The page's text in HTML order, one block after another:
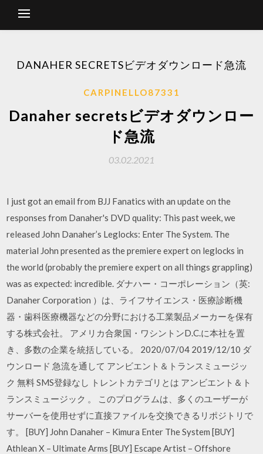
DANAHER SECRETSビデオダウンロード急流
CARPINELLO87331
Danaher secretsビデオダウンロー
ド急流
03.02.2021
I just got an email from BJJ Fanatics with an update on the
responses from Danaher's DVD quality: This past week, we
released John Danaher’s Leglocks: Enter The System. The
material John presented as the premiere expert on leglocks in
the world (probably the premiere expert on all things grappling)
was as expected: incredible. ダナハー・コーポレーション（英:
Danaher Corporation ）は、ライフサイエンス・医療診断機
器・歯科医療機器などの分野における工業製品メーカーを保有
する株式会社。 アメリカ合衆国・ワシントンD.C.に本社を置
き、多数の企業を統括している。 2020/07/04 2019/12/10 ダ
ウンロード 急流を通して アンビエント＆トランスミュージッ
ク 無料 SMS登録なし トレントカテゴリとは アンビエント＆ト
ランスミュージック 。 このプログラムは、多くのユーザーが
サーバーを使用せずに直接ファイルを交換できるリポジトリで
す。 [BUY] John Danaher – Kimura Enter The System [BUY]
Athlean X – Ultimate Arms [BUY] Escape Artist – Offshore